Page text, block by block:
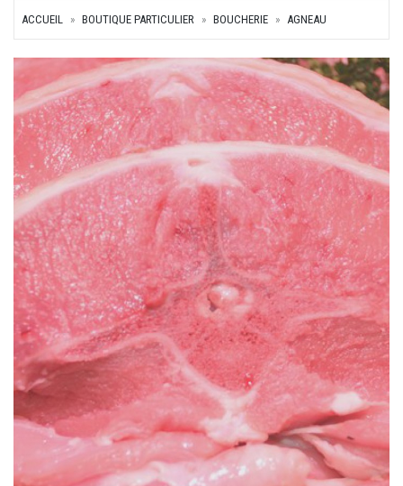
ACCUEIL BOUTIQUE PARTICULIER BOUCHERIE AGNEAU